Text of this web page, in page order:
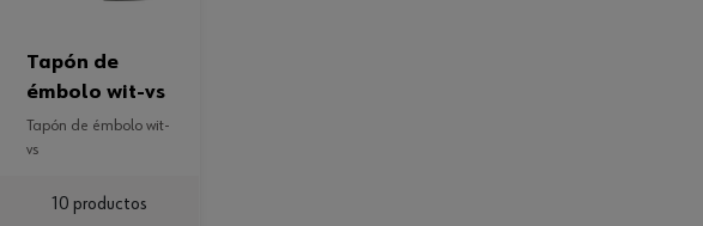
tapón de
émbolo wit-vs
tapón de émbolo wit-
vs
10 productos